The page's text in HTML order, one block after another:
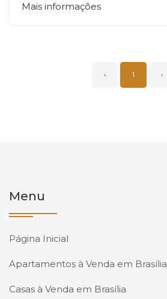
Mais informações
‹ 1 ›
Menu
Página Inicial
Apartamentos à Venda em Brasília
Casas à Venda em Brasília